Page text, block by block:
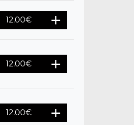
12.00€
12.00€
12.00€